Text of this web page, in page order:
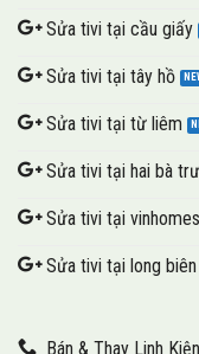
Sửa tivi tại cầu giấy
Sửa tivi tại tây hồ
Sửa tivi tại từ liêm
Sửa tivi tại hai bà
Sửa tivi tại
Sửa tivi tại long biên
Bán & Thay Linh